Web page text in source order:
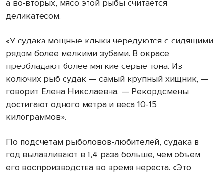
а во-вторых, мясо этой рыбы считается
деликатесом.
«У судака мощные клыки чередуются с сидящими
рядом более мелкими зубами. В окрасе
преобладают более мягкие серые тона. Из
колючих рыб судак — самый крупный хищник, —
говорит Елена Николаевна. — Рекордсмены
достигают одного метра и веса 10-15
килограммов».
По подсчетам рыболовов-любителей, судака в
год вылавливают в 1,4 раза больше, чем объем
его воспроизводства во время нереста. «Это